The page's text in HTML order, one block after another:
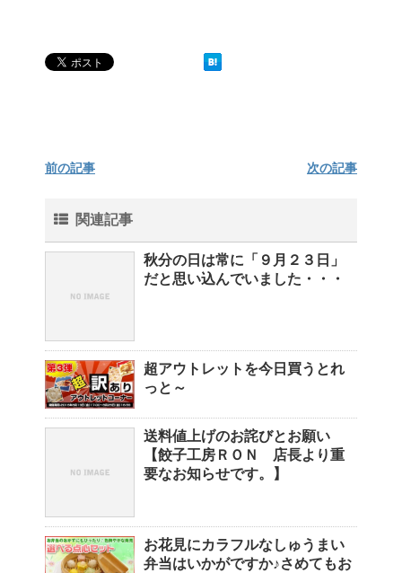
前の記事 次の記事
関連記事
秋分の日は常に「９月２３日」
だと思い込んでいました・・・
超アウトレットを今日買うとれ
っと～
送料値上げのお詫びとお願い
【餃子工房ＲＯＮ 店長より重
要なお知らせです。】
お花見にカラフルなしゅうまい
弁当はいかがですか♪さめてもお